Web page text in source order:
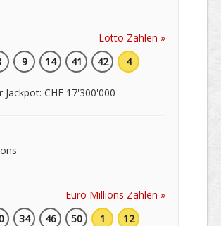
Lotto Zahlen »
9 14 41 42 4
Jackpot: CHF 17'300'000
Euro Millions Zahlen »
34 46 50 1 12